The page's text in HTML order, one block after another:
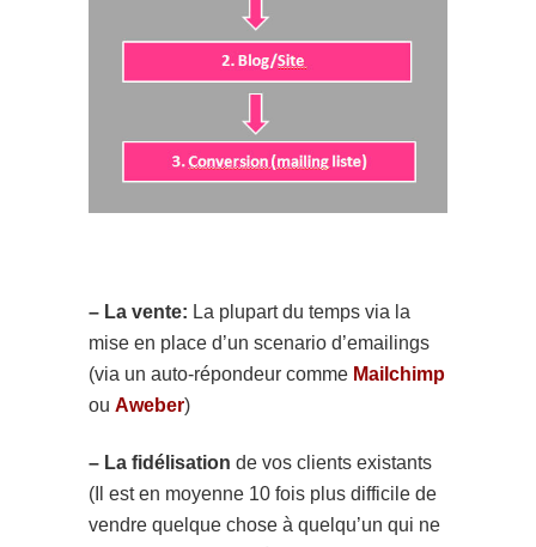
– La vente: La plupart du temps via la
mise en place d’un scenario d’emailings
(via un auto-répondeur comme Mailchimp
ou Aweber)
– La fidélisation de vos clients existants
(Il est en moyenne 10 fois plus difficile de
vendre quelque chose à quelqu’un qui ne